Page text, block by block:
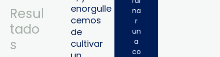
Resul
tado
s
enorgulle
cemos
de
cultivar
na
r
un
a
co